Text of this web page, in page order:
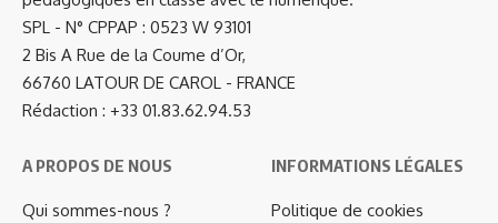
SPL - N° CPPAP : 0523 W 93101
2 Bis A Rue de la Coume d’Or,
66760 LATOUR DE CAROL - FRANCE
Rédaction : +33 01.83.62.94.53
A PROPOS DE NOUS
Qui sommes-nous ?
INFORMATIONS LÉGALES
Politique de cookies